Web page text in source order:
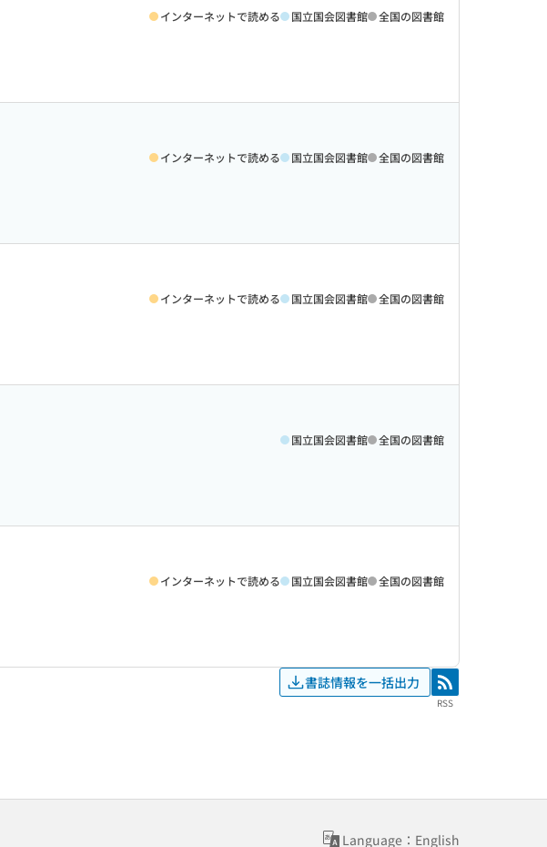
インターネットで読める 国立国会図書館 全国の図書館
インターネットで読める 国立国会図書館 全国の図書館
インターネットで読める 国立国会図書館 全国の図書館
国立国会図書館 全国の図書館
インターネットで読める 国立国会図書館 全国の図書館
書誌情報を一括出力 RSS
RSS
Language：English